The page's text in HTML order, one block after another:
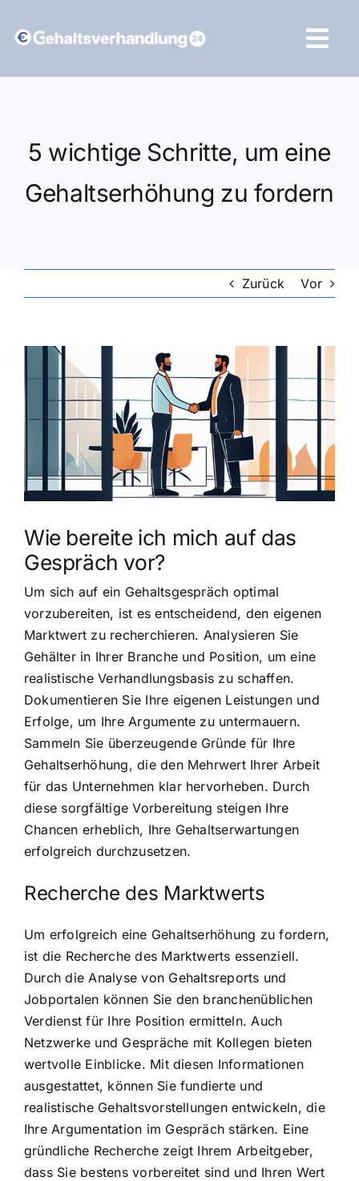
Inhalt
5 wichtige Schritte, um eine
Gehaltserhöhung zu fordern
Zurück Vor
Zeige
grösseres
Wie bereite ich mich auf das
Gespräch vor?
Um sich auf ein Gehaltsgespräch optimal
vorzubereiten, ist es entscheidend, den eigenen
Marktwert zu recherchieren. Analysieren Sie
Gehälter in Ihrer Branche und Position, um eine
realistische Verhandlungsbasis zu schaffen.
Dokumentieren Sie Ihre eigenen Leistungen und
Erfolge, um Ihre Argumente zu untermauern.
Sammeln Sie überzeugende Gründe für Ihre
Gehaltserhöhung, die den Mehrwert Ihrer Arbeit
für das Unternehmen klar hervorheben. Durch
diese sorgfältige Vorbereitung steigen Ihre
Chancen erheblich, Ihre Gehaltserwartungen
erfolgreich durchzusetzen.
Recherche des Marktwerts
Um erfolgreich eine Gehaltserhöhung zu fordern,
ist die Recherche des Marktwerts essenziell.
Durch die Analyse von Gehaltsreports und
Jobportalen können Sie den branchenüblichen
Verdienst für Ihre Position ermitteln. Auch
Netzwerke und Gespräche mit Kollegen bieten
wertvolle Einblicke. Mit diesen Informationen
ausgestattet, können Sie fundierte und
realistische Gehaltsvorstellungen entwickeln, die
Ihre Argumentation im Gespräch stärken. Eine
gründliche Recherche zeigt Ihrem Arbeitgeber,
dass Sie bestens vorbereitet sind und Ihren Wert